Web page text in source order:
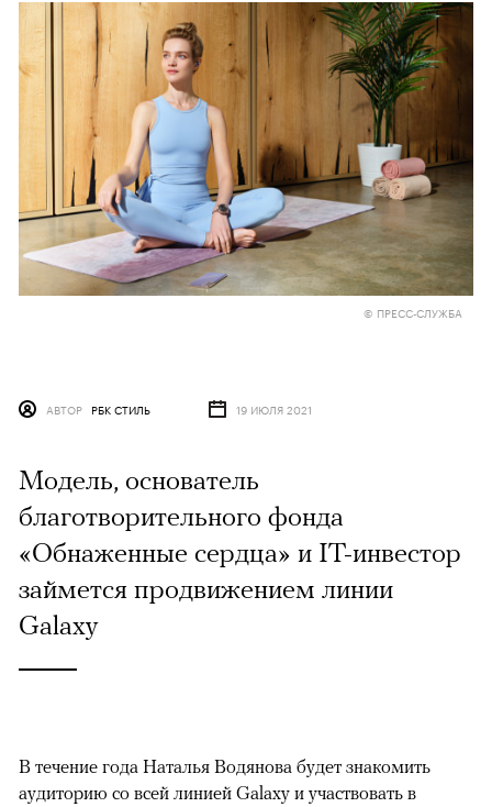
© ПРЕСС-СЛУЖБА
АВТОР РБК СТИЛЬ 19 ИЮЛЯ 2021
Модель, основатель
благотворительного фонда
«Обнаженные сердца» и IT-инвестор
займется продвижением линии
Galaxy
В течение года Наталья Водянова будет знакомить
аудиторию со всей линией Galaxy и участвовать в